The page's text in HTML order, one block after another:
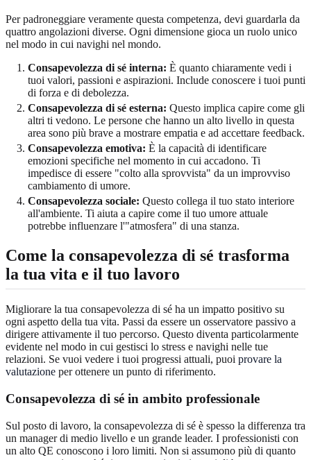
Per padroneggiare veramente questa competenza, devi guardarla da
quattro angolazioni diverse. Ogni dimensione gioca un ruolo unico
nel modo in cui navighi nel mondo.
Consapevolezza di sé interna: È quanto chiaramente vedi i
tuoi valori, passioni e aspirazioni. Include conoscere i tuoi punti
di forza e di debolezza.
Consapevolezza di sé esterna: Questo implica capire come gli
altri ti vedono. Le persone che hanno un alto livello in questa
area sono più brave a mostrare empatia e ad accettare feedback.
Consapevolezza emotiva: È la capacità di identificare
emozioni specifiche nel momento in cui accadono. Ti
impedisce di essere "colto alla sprovvista" da un improvviso
cambiamento di umore.
Consapevolezza sociale: Questo collega il tuo stato interiore
all'ambiente. Ti aiuta a capire come il tuo umore attuale
potrebbe influenzare l'"atmosfera" di una stanza.
Come la consapevolezza di sé trasforma
la tua vita e il tuo lavoro
Migliorare la tua consapevolezza di sé ha un impatto positivo su
ogni aspetto della tua vita. Passi da essere un osservatore passivo a
dirigere attivamente il tuo percorso. Questo diventa particolarmente
evidente nel modo in cui gestisci lo stress e navighi nelle tue
relazioni. Se vuoi vedere i tuoi progressi attuali, puoi provare la
valutazione per ottenere un punto di riferimento.
Consapevolezza di sé in ambito professionale
Sul posto di lavoro, la consapevolezza di sé è spesso la differenza tra
un manager di medio livello e un grande leader. I professionisti con
un alto QE conoscono i loro limiti. Non si assumono più di quanto